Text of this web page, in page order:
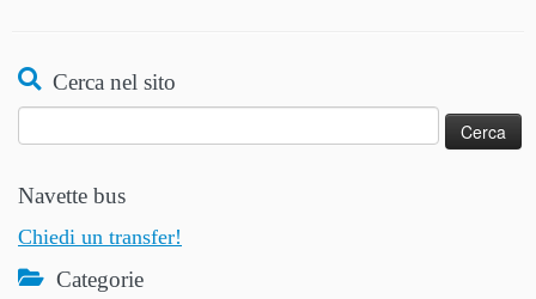
Cerca nel sito
per:
Navette bus
Chiedi un transfer!
Categorie